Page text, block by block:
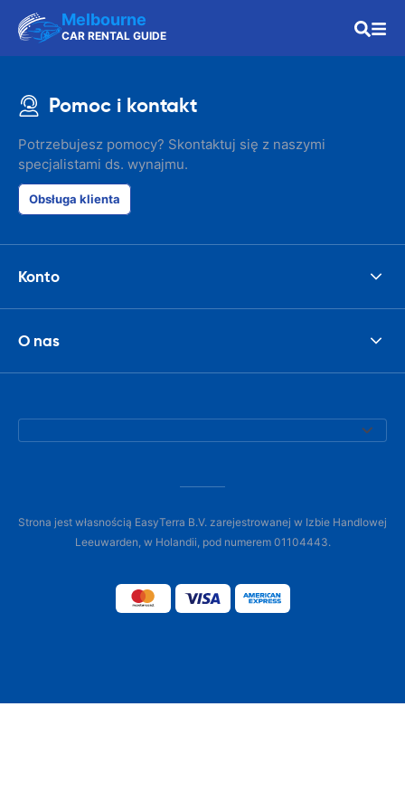
Melbourne
CAR RENTAL GUIDE
Pomoc i kontakt
Potrzebujesz pomocy? Skontaktuj się z naszymi
specjalistami ds. wynajmu.
Obsługa klienta
Konto
O nas
Strona jest własnością EasyTerra B.V. zarejestrowanej w Izbie Handlowej
Leeuwarden, w Holandii, pod numerem 01104443.